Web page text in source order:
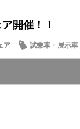
開催！！
ア 試乗車・展示車